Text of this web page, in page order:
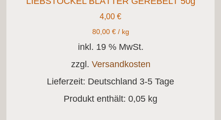
4,00 €
80,00 €/ kg
inkl. 19 % MwSt.
zzgl. Versandkosten
Lieferzeit: Deutschland 3-5 Tage
Produkt enthält: 0,05 kg